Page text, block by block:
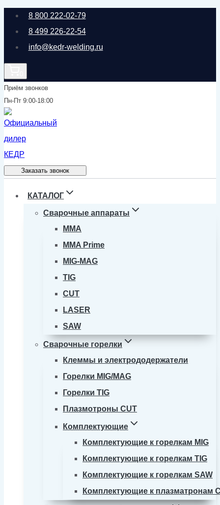
Перейти
содержимому
8 800 222-02-79
8 499 226-22-54
info@kedr-welding.ru
Приём звонков
Пн-Пт 9:00-18:00
Заказать звонок
КАТАЛОГ
Сварочные аппараты
MMA
MMA Prime
MIG-MAG
TIG
CUT
LASER
SAW
Сварочные горелки
Клеммы и электрододержатели
Горелки MIG/MAG
Горелки TIG
Плазмотроны CUT
Комплектующие
Комплектующие к горелкам MIG
Комплектующие к горелкам TIG
Комплектующие к горелкам SAW
Комплектующие к плазматронам